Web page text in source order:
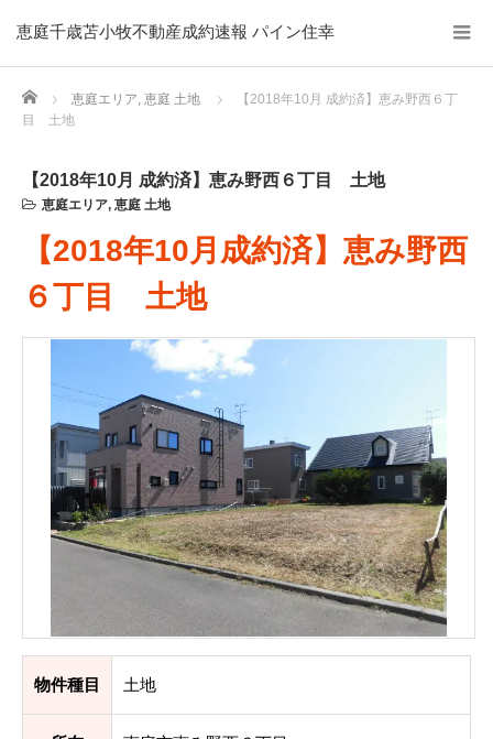
恵庭千歳苫小牧不動産成約速報 パイン住幸
Home 恵庭エリア, 恵庭 土地
【2018年10月 成約済】恵み野西６丁
目 土地
【2018年10月 成約済】恵み野西６丁目 土地
恵庭エリア, 恵庭 土地
【2018年10月成約済】恵み野西
６丁目 土地
物件種目 土地